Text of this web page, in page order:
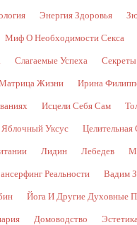
Энергия Здоровья
Миф О Необходимости Секса
Слагаемые Успеха
Жизни Ирина
Исцели Себя Сам
Уксус Целительная
Лидин Лебедев
Реальности Вадим
Йога И Другие Духовные
Домоводство